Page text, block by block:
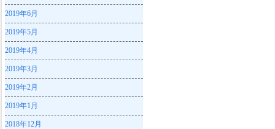
2019年6月
2019年5月
2019年4月
2019年3月
2019年2月
2019年1月
2018年12月